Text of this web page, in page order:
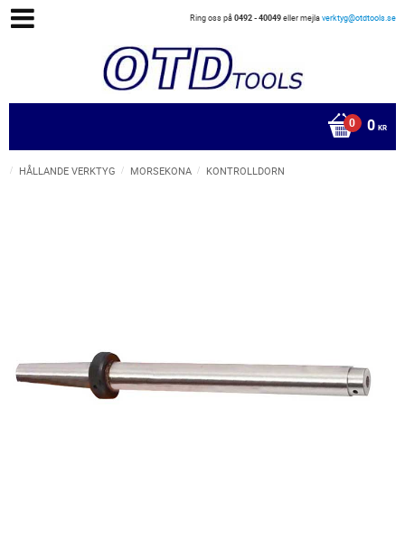
Ring oss på0492 - 40049eller mejlaverktyg@otdtools.se
0 KR
HÅLLANDE VERKTYG MORSEKONA KONTROLLDORN